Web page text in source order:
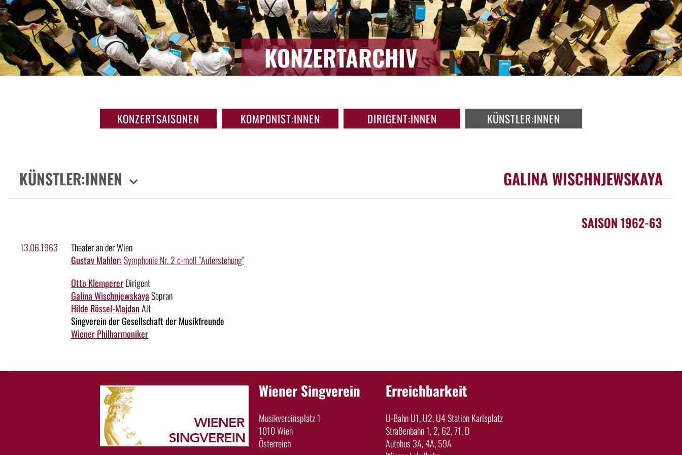
KONZERTARCHIV
KONZERTSAISONEN KOMPONIST:INNEN DIRIGENT:INNEN KÜNSTLER:INNEN
KÜNSTLER:INNEN GALINA WISCHNJEWSKAYA
SAISON 1962-63
13.06.1963
Theater an der Wien
Gustav Mahler:Symphonie Nr. 2 c-moll "Auferstehung"
Otto KlempererDirigent
Galina WischnjewskayaSopran
Hilde Rössel-MajdanAlt
Singverein der Gesellschaft der Musikfreunde
Wiener Philharmoniker
Wiener Singverein
Musikvereinsplatz 1
1010 Wien
Österreich
Erreichbarkeit
U-Bahn U1, U2, U4 Station Karlsplatz
Straßenbahn 1, 2, 62, 71, D
Autobus 3A, 4A, 59A